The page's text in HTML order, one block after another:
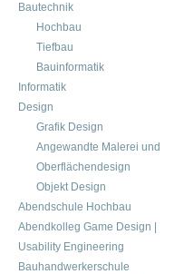
Bautechnik
Hochbau
Tiefbau
Bauinformatik
Informatik
Design
Grafik Design
Angewandte Malerei und
Oberflächendesign
Objekt Design
Abendschule Hochbau
Abendkolleg Game Design |
Usability Engineering
Bauhandwerkerschule